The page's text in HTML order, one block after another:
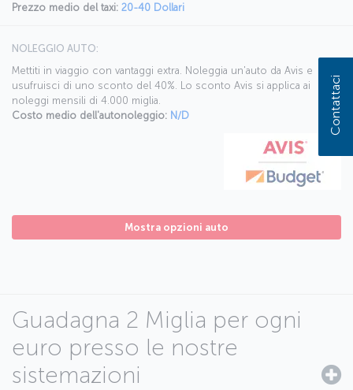
Prezzo medio del taxi: 20-40 Dollari
NOLEGGIO AUTO:
Mettiti in viaggio con vantaggi extra. Noleggia un'auto da Avis e
usufruisci di uno sconto del 40%. Lo sconto Avis si applica ai
noleggi mensili di 4.000 miglia.
Costo medio dell'autonoleggio: N/D
Mostra opzioni auto
Guadagna 2 Miglia per ogni
euro presso le nostre
sistemazioni
Contattaci